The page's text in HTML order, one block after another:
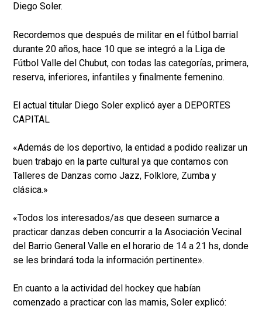
Diego Soler.
Recordemos que después de militar en el fútbol barrial
durante 20 años, hace 10 que se integró a la Liga de
Fútbol Valle del Chubut, con todas las categorías, primera,
reserva, inferiores, infantiles y finalmente femenino.
El actual titular Diego Soler explicó ayer a DEPORTES
CAPITAL
«Además de los deportivo, la entidad a podido realizar un
buen trabajo en la parte cultural ya que contamos con
Talleres de Danzas como Jazz, Folklore, Zumba y
clásica.»
«Todos los interesados/as que deseen sumarce a
practicar danzas deben concurrir a la Asociación Vecinal
del Barrio General Valle en el horario de 14 a 21 hs, donde
se les brindará toda la información pertinente».
En cuanto a la actividad del hockey que habían
comenzado a practicar con las mamis, Soler explicó: